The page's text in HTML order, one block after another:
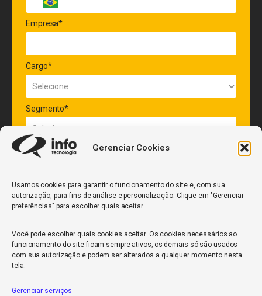
Gerenciar Cookies
Usamos cookies para garantir o funcionamento do site e, com sua
autorização, para fins de análise e personalização. Clique em "Gerenciar
preferências" para escolher quais aceitar.
Você pode escolher quais cookies aceitar. Os cookies necessários ao
funcionamento do site ficam sempre ativos; os demais só são usados
com sua autorização e podem ser alterados a qualquer momento nesta
tela.
Gerenciar serviços
Empresa*
Cargo*
Segmento*
Quantidade de veículos da frota*
ENVIAR